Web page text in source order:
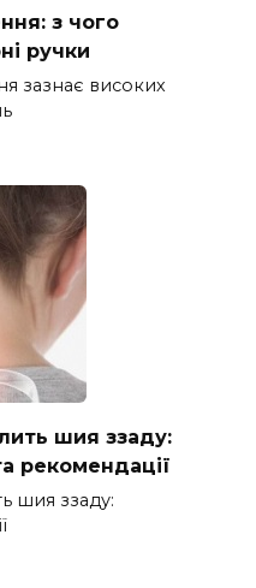
з чого
ручки
зазнає високих
шия ззаду:
рекомендації
шия ззаду: